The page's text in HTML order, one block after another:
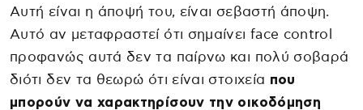
Αυτή είναι η άποψή του, είναι σεβαστή άποψη.
Αυτό αν μεταφραστεί ότι σημαίνει face control
προφανώς αυτά δεν τα παίρνω και πολύ σοβαρά
διότι δεν τα θεωρώ ότι είναι στοιχεία που
μπορούν να χαρακτηρίσουν την οικοδόμηση